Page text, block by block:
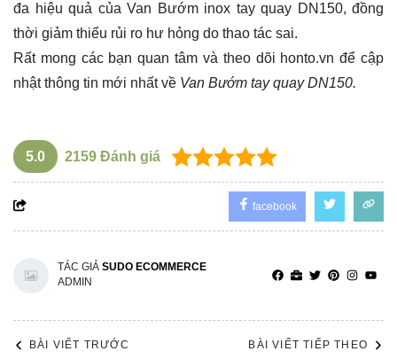
đa hiệu quả của Van Bướm inox tay quay DN150, đồng
thời giảm thiểu rủi ro hư hỏng do thao tác sai.
Rất mong các bạn quan tâm và theo dõi honto.vn để cập
nhật thông tin mới nhất về Van Bướm tay quay DN150.
5.0 2159 Đánh giá
facebook
TÁC GIẢ SUDO ECOMMERCE
ADMIN
BÀI VIẾT TRƯỚC BÀI VIẾT TIẾP THEO